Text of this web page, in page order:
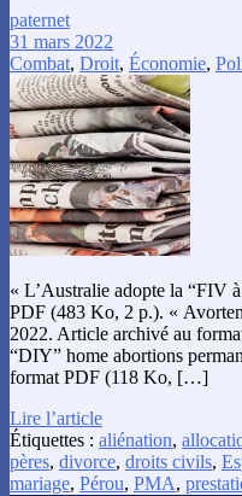
paternet
31 mars 2022
Combat, Droit, Économie,
« L’Australie adopte la “FIV
PDF (483 Ko, 2 p.). «
2022. Article archivé au
“DIY” home abortions
format PDF (118 Ko, […]
Lire l’article
Étiquettes : aliénation,
pères, divorce, droits civils,
mariage, Pérou, PMA,